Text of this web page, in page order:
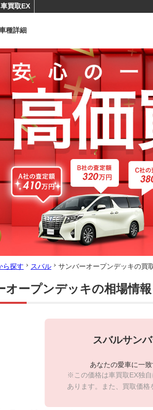
車買取EX
種詳細
ら探す スバル サンバーオープンデッキの買
オープンデッキの相場情報
スバルサン
あなたの愛車に一
※この価格は車買取EX独
あります。また、買取価格